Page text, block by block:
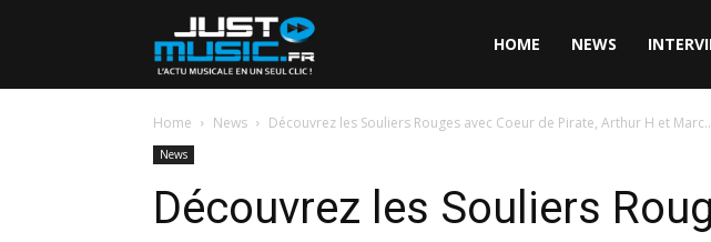
HOME NEWS
Home News Découvrez les Souliers Rouges avec Coeur de Pirate, Arthur H et
News
Découvrez les Souliers